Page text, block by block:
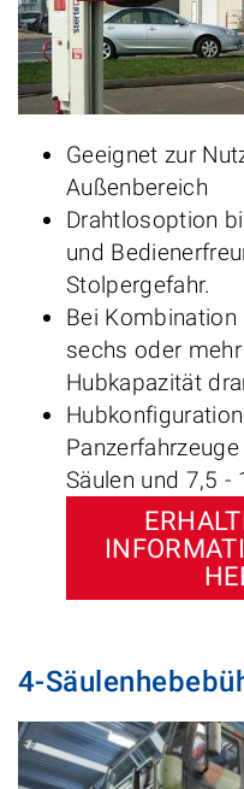
Geeignet zur
Außenbereich
Drahtlosoption
und
Stolpergefahr.
Bei Kombination
sechs oder
Hubkapazität
Säulen und 7,5 -
4-